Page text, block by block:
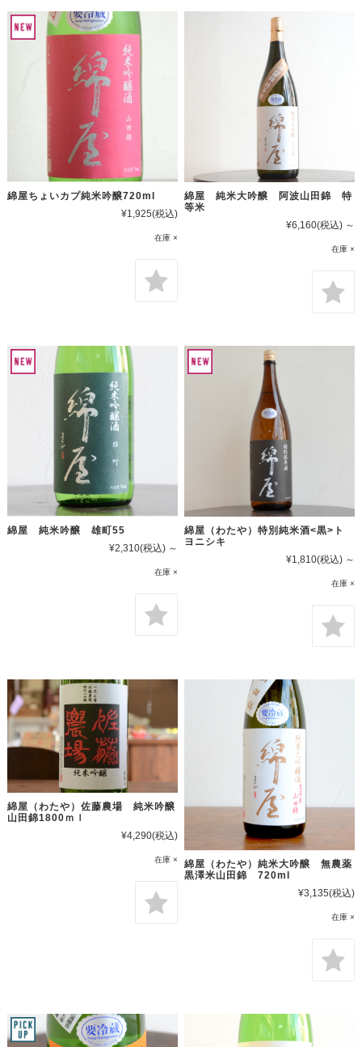
綿屋ちょいカプ純米吟醸720ml
¥1,925(税込)
在庫 ×
綿屋 純米大吟醸 阿波山田錦 特
等米
¥6,160(税込) ～
在庫 ×
綿屋 純米吟醸 雄町55
¥2,310(税込) ～
在庫 ×
綿屋（わたや）特別純米酒<黒>ト
ヨニシキ
¥1,810(税込) ～
在庫 ×
綿屋（わたや）佐藤農場 純米吟醸
山田錦1800ｍｌ
¥4,290(税込)
在庫 ×
綿屋（わたや）純米大吟醸 無農薬
黒澤米山田錦 720ml
¥3,135(税込)
在庫 ×